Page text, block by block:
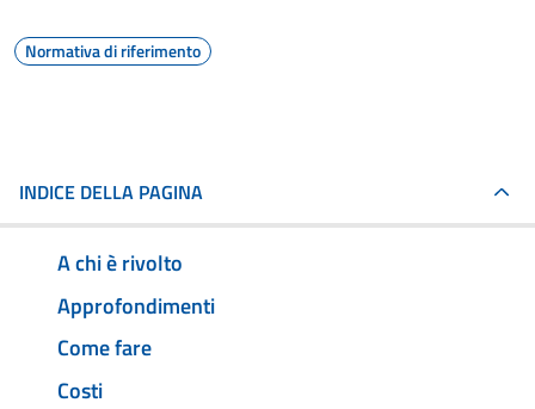
Normativa di riferimento
INDICE DELLA PAGINA
A chi è rivolto
Approfondimenti
Come fare
Costi